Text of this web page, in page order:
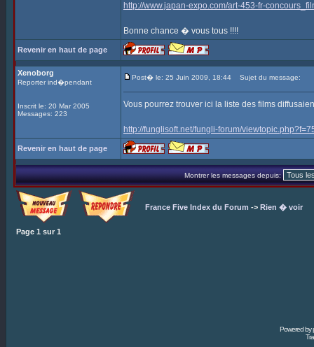
http://www.japan-expo.com/art-453-fr-
Bonne chance � vous tous !!!!
Revenir en haut de page
Xenoborg
Reporter ind�pendant
Inscrit le: 20 Mar 2005
Messages: 223
Post� le: 25 Juin 2009, 18:44 Sujet du message:
Vous pourrez trouver ici la liste des films
http://funglisoft.net/fungli-forum/
Revenir en haut de page
Montrer les messages depuis:
France Five Index du Forum -> Rien � voir
Page 1 sur 1
Powered by